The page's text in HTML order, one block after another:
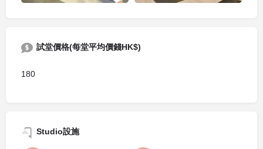
試堂價格(每堂平均價錢HK$)
180
Studio設施